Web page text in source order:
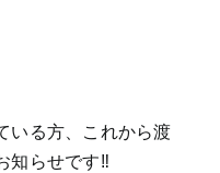
いる方、これから渡
知らせです‼